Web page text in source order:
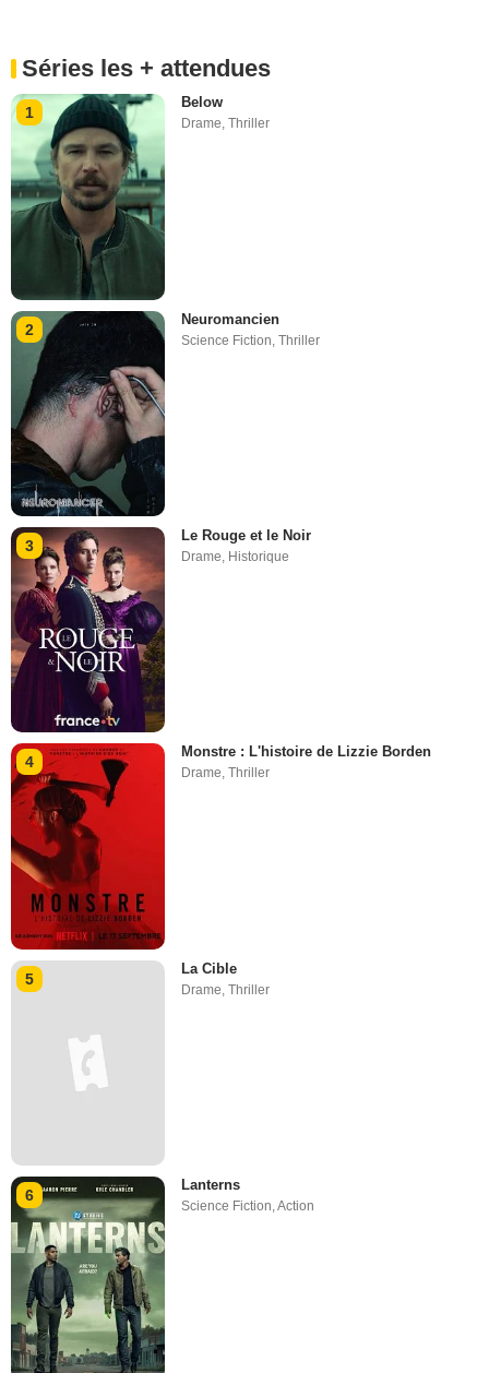
Séries les + attendues
1
Below
Drame,Thriller
2
Neuromancien
Science Fiction ,Thriller
3
Le Rouge et le Noir
Drame, Historique
4
Monstre : L'histoire de Lizzie Borden
Drame,Thriller
5
La Cible
Drame ,Thriller
6
Lanterns
Science Fiction,Action